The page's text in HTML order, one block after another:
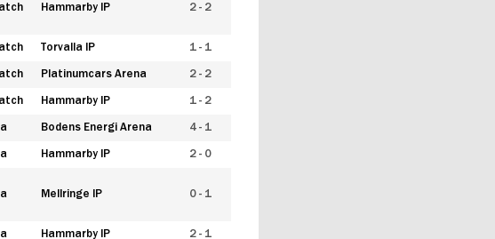
Hammarby IP 2 - 2
Torvalla IP 1 - 1
Platinumcars Arena 2 - 2
Hammarby IP 1 - 2
Bodens Energi Arena 4 - 1
Hammarby IP 2 - 0
Mellringe IP 0 - 1
Hammarby IP 2 - 1